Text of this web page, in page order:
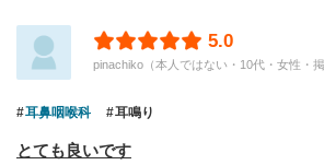
5.0
pinachiko（本人ではない・10代・女性・掲
耳鼻咽喉科 耳鳴り
とても良いです